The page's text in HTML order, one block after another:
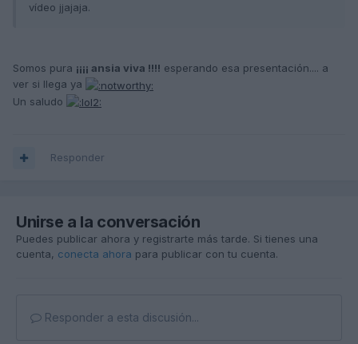
vídeo jjajaja.
Somos pura ¡¡¡¡ ansia viva !!!! esperando esa presentación.... a
ver si llega ya
Un saludo
Responder
Unirse a la conversación
Puedes publicar ahora y registrarte más tarde. Si tienes una
cuenta, conecta ahora para publicar con tu cuenta.
Responder a esta discusión...